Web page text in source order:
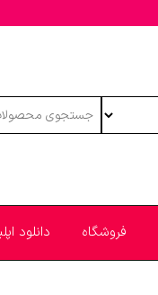
فروشگاه دانلود